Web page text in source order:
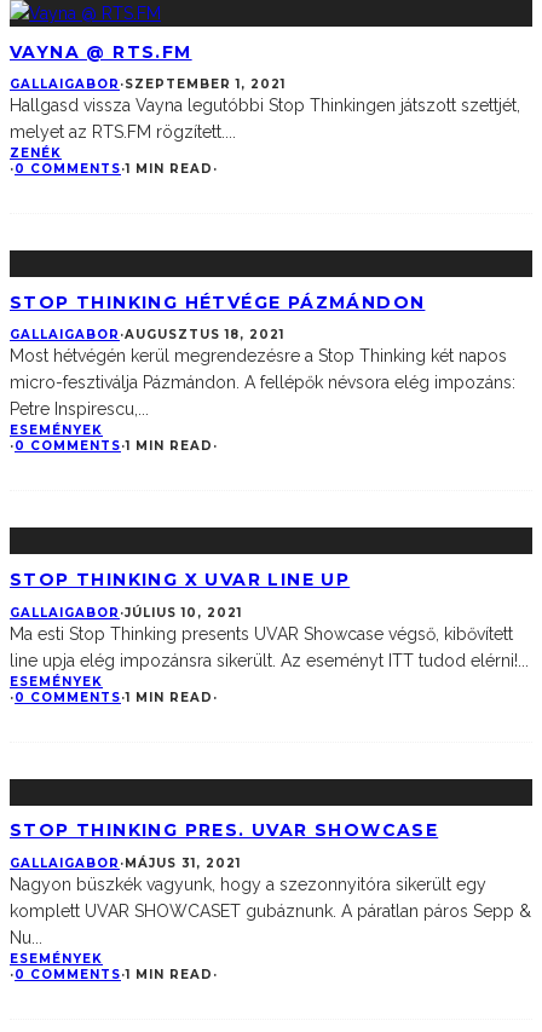
VAYNA @ RTS.FM
GALLAIGABOR ·SZEPTEMBER 1, 2021
Hallgasd vissza Vayna legutóbbi Stop Thinkingen játszott szettjét,
melyet az RTS.FM rögzített.
ZENÉK
·0 COMMENTS·1 MIN READ ·
STOP THINKING HÉTVÉGE PÁZMÁNDON
GALLAIGABOR ·AUGUSZTUS 18, 2021
Most hétvégén kerül megrendezésre a Stop Thinking két napos
micro-fesztiválja Pázmándon. A fellépők névsora elég impozáns:
Petre Inspirescu,...
ESEMÉNYEK
·0 COMMENTS·1 MIN READ ·
STOP THINKING X UVAR LINE UP
GALLAIGABOR ·JÚLIUS 10, 2021
Ma esti Stop Thinking presents UVAR Showcase végső, kibővített
line upja elég impozánsra sikerült. Az eseményt ITT tudod elérni!
ESEMÉNYEK
·0 COMMENTS·1 MIN READ ·
STOP THINKING PRES. UVAR SHOWCASE
GALLAIGABOR ·MÁJUS 31, 2021
Nagyon büszkék vagyunk, hogy a szezonnyitóra sikerült egy
komplett UVAR SHOWCASET gubáznunk. A páratlan páros Sepp &
Nu
ESEMÉNYEK
·0 COMMENTS·1 MIN READ ·